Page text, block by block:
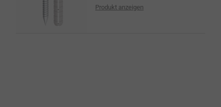
Produkt anzeigen